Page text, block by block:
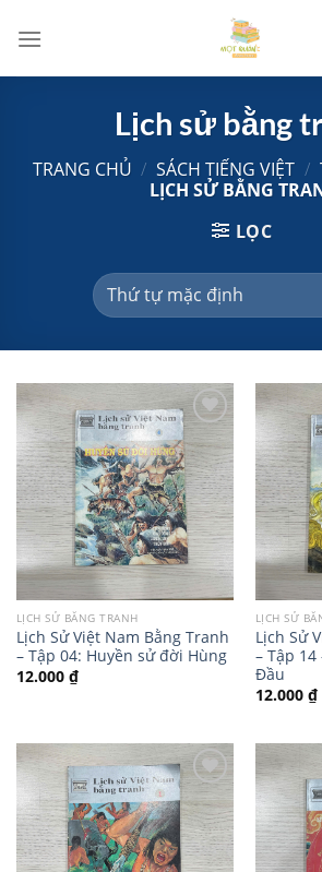
đến
Lịch sử bằng
TRANG CHỦ / SÁCH TIẾNG VIỆT /
LỊCH SỬ BẰNG
LỌC
LỊCH SỬ BẰNG TRANH
Lịch Sử Việt Nam Bằng Tranh
– Tập 04: Huyền sử đời Hùng
12.000 ₫
LỊCH SỬ
Lịch Sử
– Tập 14
Đầu
12.000 ₫